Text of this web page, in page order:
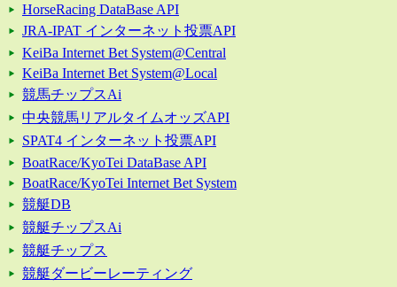
HorseRacing DataBase API
JRA-IPAT インターネット投票API
KeiBa Internet Bet System@Central
KeiBa Internet Bet System@Local
競馬チップスAi
中央競馬リアルタイムオッズAPI
SPAT4 インターネット投票API
BoatRace/KyoTei DataBase API
BoatRace/KyoTei Internet Bet System
競艇DB
競艇チップスAi
競艇チップス
競艇ダービーレーティング